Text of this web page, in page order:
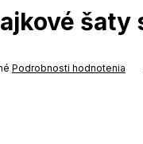
Podrobnosti hodnotenia